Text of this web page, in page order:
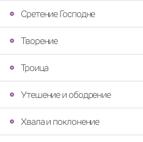
Сретение Господне
Творение
Троица
Утешение и ободрение
Хвала и поклонение